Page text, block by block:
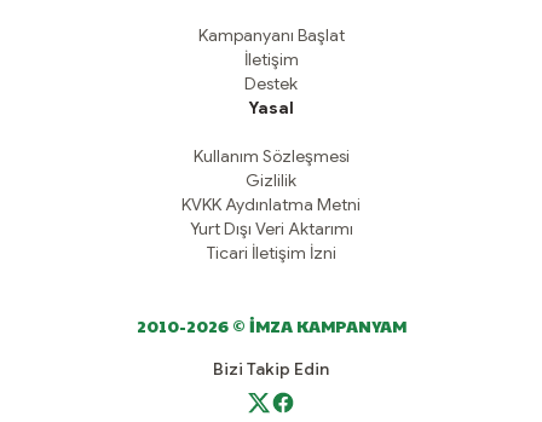
Kampanyanı Başlat
İletişim
Destek
Yasal
Kullanım Sözleşmesi
Gizlilik
KVKK Aydınlatma Metni
Yurt Dışı Veri Aktarımı
Ticari İletişim İzni
2010-2026 © İMZA KAMPANYAM
Bizi Takip Edin